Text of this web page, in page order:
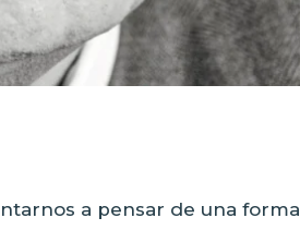
a pensar de una forma